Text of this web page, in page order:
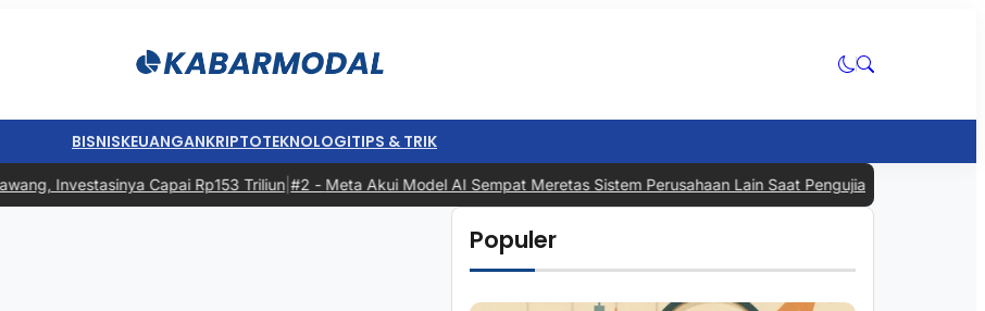
BISNISKEUANGANKRIPTOTEKNOLOGITIPS & TRIK
Investasinya Capai Rp153 Triliun|#2 - Meta Akui Model AI Sempat Meretas Sistem Perusahaan Lain Saat Pengujian, Industri AI
Populer